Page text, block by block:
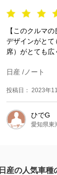
【このクルマの
デザインがとて
席）がとても
日産 /ノート
投稿日： 2023年
ひでG
愛知県東
日産の人気車